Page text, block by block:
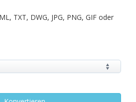
TXT, DWG, JPG, PNG, GIF oder